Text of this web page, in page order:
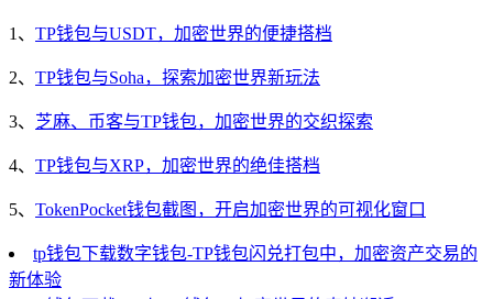
1、 TP钱包与USDT，加密世界的便捷搭档
2、 TP钱包与Soha，探索加密世界新玩法
3、 芝麻、币客与TP钱包，加密世界的交织探索
4、 TP钱包与XRP，加密世界的绝佳搭档
5、 TokenPocket钱包截图，开启加密世界的可视化窗口
tp钱包下载数字钱包-TP钱包闪兑打包中，加密资产交易的
新体验